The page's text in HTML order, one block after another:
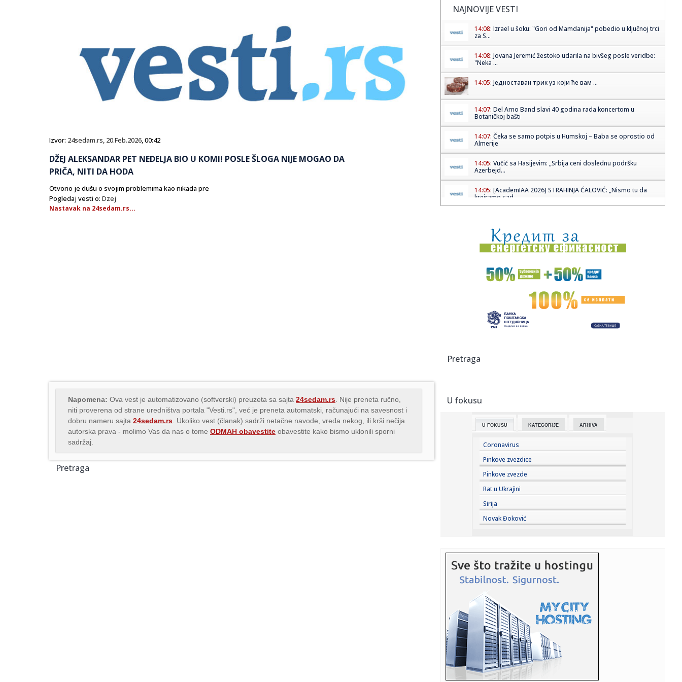
Izvor: 24sedam.rs, 20.Feb.2026, 00:42
DŽEJ ALEKSANDAR PET NEDELJA BIO U KOMI! POSLE ŠLOGA NIJE MOGAO DA
PRIČA, NITI DA HODA
Otvorio je dušu o svojim problemima kao nikada pre
Pogledaj vesti o: Dzej
Nastavak na 24sedam.rs...
Napomena: Ova vest je automatizovano (softverski) preuzeta sa sajta 24sedam.rs . Nije preneta ručno,
niti proverena od strane uredništva portala "Vesti.rs", već je preneta automatski, računajući na savesnost i
dobru nameru sajta 24sedam.rs . Ukoliko vest (članak) sadrži netačne navode, vređa nekog, ili krši nečija
autorska prava - molimo Vas da nas o tome ODMAH obavestite obavestite kako bismo uklonili sporni
sadržaj.
Pretraga
NAJNOVIJE VESTI
14:08: Izrael u šoku: "Gori od Mamdanija" pobedio u ključnoj trci
za S...
14:08: Jovana Jeremić žestoko udarila na bivšeg posle veridbe:
"Neka ...
14:05: Једноставан трик уз који ће вам ...
14:07: Del Arno Band slavi 40 godina rada koncertom u
Botaničkoj bašti
14:07: Čeka se samo potpis u Humskoj – Baba se oprostio od
Almerije
14:05: Vučić sa Hasijevim: „Srbija ceni doslednu podršku
Azerbejd...
14:05: [AcademIAA 2026] STRAHINJA ĆALOVIĆ: „Nismo tu da
kreiramo sad...
14:02:Više javno tužilaštvo (opet) osuđuje advokate i sve one koji
14:01:VIDEO: Subaru Uncharted - Međunarodna premijera u Italiji
Vaginalni probiotici – kako deluju i kada mogu biti korisni?
13:58:VJT u Beogradu o smrti Vladimira Cvijana: "Reč je o
inostr...
13:58:
13:58: Barsa krade Rodrija Realu?
13:58:Besplatan ulaz na Aquanu u Banjaluci
13:58:Predstavnik ruskog ministarstva otkrio uzroke pogibije
planinara ...
13:58:Stanivuković najavio razne projekte: Garaža, električni
autobu...
13:58: Ovo je fatalna bivša misica zbog koje su zaratili Elez i
Ždrale...
13:58:
Ruskinja iz v...
13:58:Bruklin Bekam želi da zaboravi vjenčanje, poznato zašto
13:58:Juventus zainteresovan za Milenkovića
13:58:CIK BiH kaznio PSS sa 8.500 KM, a SNSD sa 6.000 KM:
Pretraga
U fokusu
U FOKUSU KATEGORIJE ARHIVA
Coronavirus
Pinkove zvezdice
Pinkove zvezde
Rat u Ukrajini
Sirija
Novak Đoković